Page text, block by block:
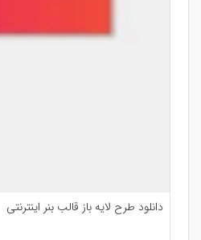
دانلود طرح لایه باز قالب بنر اینترنتی